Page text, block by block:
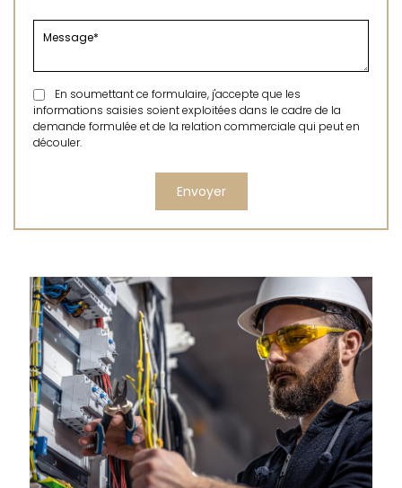
En soumettant ce formulaire, j'accepte que les
informations saisies soient exploitées dans le cadre de la
demande formulée et de la relation commerciale qui peut en
découler.